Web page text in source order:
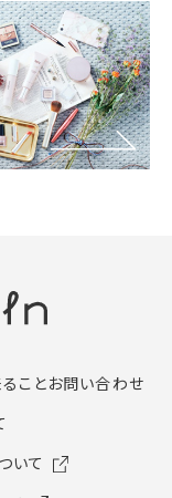
ことお問い合わせ
いて